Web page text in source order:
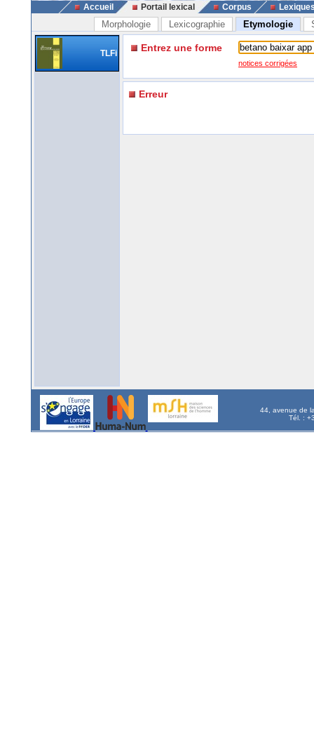
Accueil Portail lexical Corpus
Morphologie Lexicographie Etymologie
TLFi Entrez une forme
notices corrigées
Erreur
44, avenue de
Tél. :